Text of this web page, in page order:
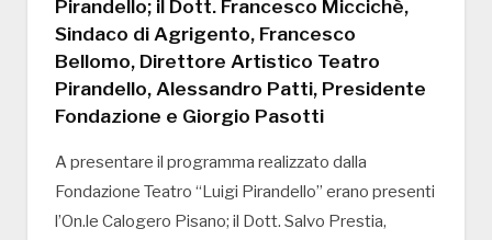
Pirandello; il Dott. Francesco Miccichè,
Sindaco di Agrigento, Francesco
Bellomo, Direttore Artistico Teatro
Pirandello, Alessandro Patti, Presidente
Fondazione e Giorgio Pasotti
A presentare il programma realizzato dalla
Fondazione Teatro “Luigi Pirandello” erano presenti
l’On.le Calogero Pisano; il Dott. Salvo Prestia,